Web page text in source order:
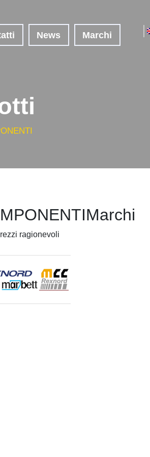
News Marchi
ragionevoli